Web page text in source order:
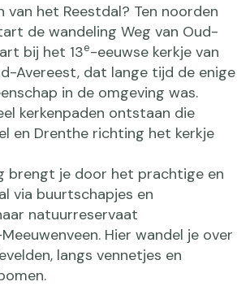
van het Reestdal? Ten noorden
de wandeling Weg van Oud-
bij het 13e-eeuwse kerkje van
Avereest, dat lange tijd de enige
in de omgeving was.
kerkenpaden ontstaan die
en Drenthe richting het kerkje
brengt je door het prachtige en
via buurtschapjes en
natuurreservaat
Hier wandel je over
langs vennetjes en